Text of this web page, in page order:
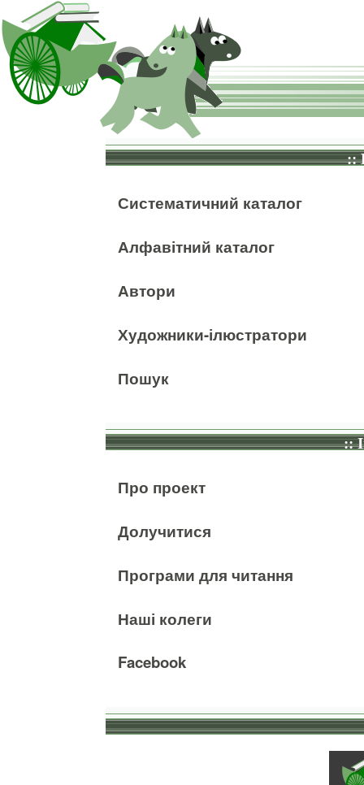
::
Систематичний каталог
Алфавітний каталог
Автори
Художники-ілюстратори
Пошук
::
Про проект
Долучитися
Програми для читання
Наші колеги
Facebook